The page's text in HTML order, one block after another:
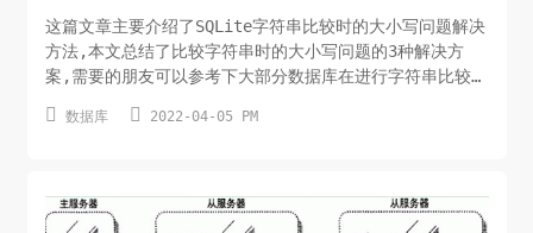
这篇文章主要介绍了SQLite字符串比较时的大小写问题解决
方法,本文总结了比较字符串时的大小写问题的3种解决方
案,需要的朋友可以参考下大部分数据库在进行字符串比较的
候，却发现它的情况恰好相反。假设表User的结构和值如
 数据库  2022-04-05 PM